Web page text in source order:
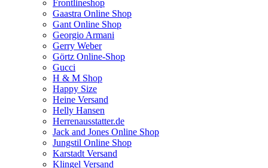
Frontlineshop
Gaastra Online Shop
Gant Online Shop
Georgio Armani
Gerry Weber
Görtz Online-Shop
Gucci
H & M Shop
Happy Size
Heine Versand
Helly Hansen
Herrenausstatter.de
Jack and Jones Online Shop
Jungstil Online Shop
Karstadt Versand
Klingel Versand